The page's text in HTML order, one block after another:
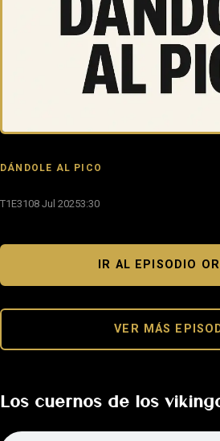
DÁNDOLE AL PICO
T1E31 08 Jul 20253:30
IR AL EPISODIO
VER MÁS
Los cuernos de los